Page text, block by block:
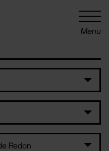
Menu